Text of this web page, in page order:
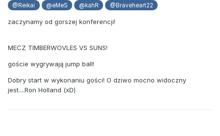
@Reikai @eMeS @kahR @Braveheart22
zaczynamy od gorszej konferencji!
MECZ TIMBERWOVLES VS SUNS!
goście wygrywają jump ball!
Dobry start w wykonaniu gości! O dziwo mocno widoczny
jest....Ron Holland (xD)